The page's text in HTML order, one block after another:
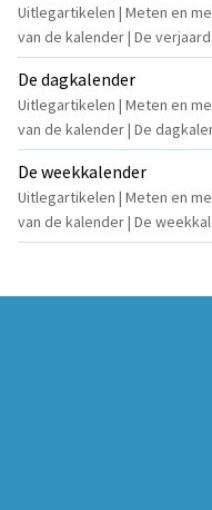
Uitlegartikelen | Meten en
van de kalender | De
De dagkalender
Uitlegartikelen | Meten en
van de kalender | De
De weekkalender
Uitlegartikelen | Meten en
van de kalender | De